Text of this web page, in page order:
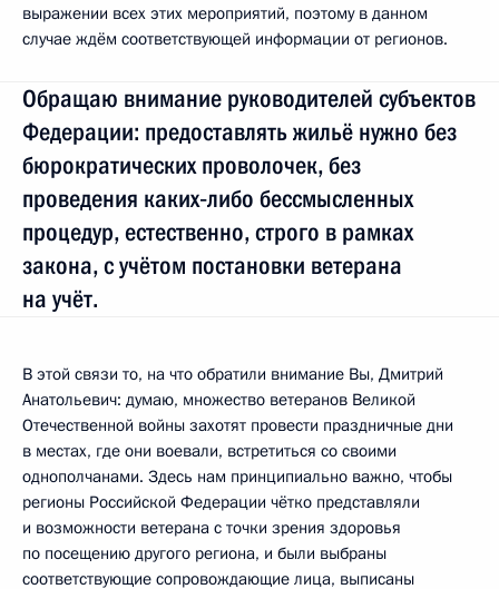
выражении всех этих мероприятий, поэтому в данном
случае ждём соответствующей информации от регионов.
Обращаю внимание руководителей субъектов
Федерации: предоставлять жильё нужно без
бюрократических проволочек, без
проведения каких‑либо бессмысленных
процедур, естественно, строго в рамках
закона, с учётом постановки ветерана
на учёт.
В этой связи то, на что обратили внимание Вы, Дмитрий
Анатольевич: думаю, множество ветеранов Великой
Отечественной войны захотят провести праздничные дни
в местах, где они воевали, встретиться со своими
однополчанами. Здесь нам принципиально важно, чтобы
регионы Российской Федерации чётко представляли
и возможности ветерана с точки зрения здоровья
по посещению другого региона, и были выбраны
соответствующие сопровождающие лица, выписаны